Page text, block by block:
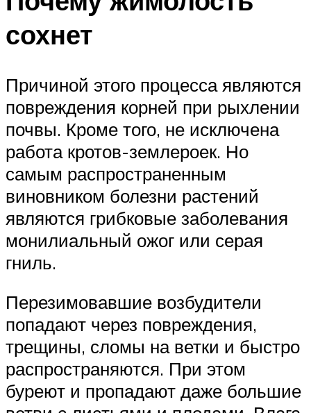
сохнет
Причиной этого процесса являются
повреждения корней при рыхлении
почвы. Кроме того, не исключена
работа кротов-землероек. Но
самым распространенным
виновником болезни растений
являются грибковые заболевания
монилиальный ожог или серая
гниль.
Перезимовавшие возбудители
попадают через повреждения,
трещины, сломы на ветки и быстро
распространяются. При этом
буреют и пропадают даже большие